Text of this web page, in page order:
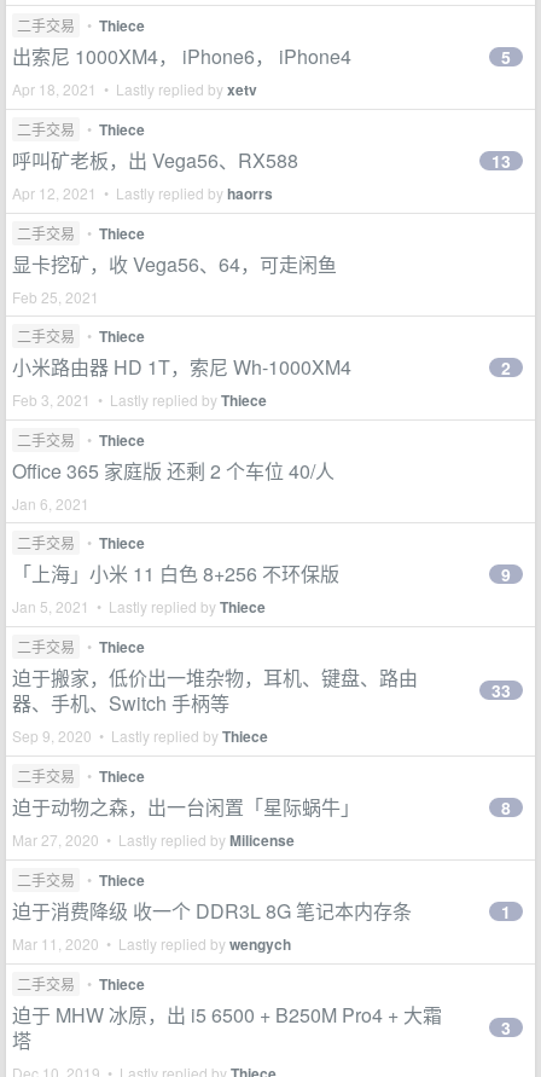
二手交易 • Thiece
出索尼 1000XM4， iPhone6， iPhone4
Apr 18, 2021 • Lastly replied byxetv
5
二手交易 • Thiece
呼叫矿老板，出 Vega56、RX588
Apr 12, 2021 • Lastly replied byhaorrs
13
二手交易 • Thiece
显卡挖矿，收 Vega56、64，可走闲鱼
Feb 25, 2021
二手交易
• Thiece
小米路由器 HD 1T，索尼 Wh-1000XM4
Feb 3, 2021 • Lastly replied byThiece
2
二手交易 • Thiece
Office 365 家庭版 还剩 2 个车位 40/人
Jan 6, 2021
二手交易
• Thiece
「上海」小米 11 白色 8+256 不环保版
Jan 5, 2021 • Lastly replied byThiece
9
二手交易 • Thiece
迫于搬家，低价出一堆杂物，耳机、键盘、路由
器、手机、Switch 手柄等
Sep 9, 2020 • Lastly replied byThiece
33
二手交易 • Thiece
迫于动物之森，出一台闲置「星际蜗牛」
Mar 27, 2020 • Lastly replied byMilicense
8
二手交易 • Thiece
迫于消费降级 收一个 DDR3L 8G 笔记本内存条
Mar 11, 2020 • Lastly replied bywengych
1
二手交易 • Thiece
迫于 MHW 冰原，出 i5 6500 + B250M Pro4 + 大霜
塔
Dec 10, 2019 • Lastly replied by
3